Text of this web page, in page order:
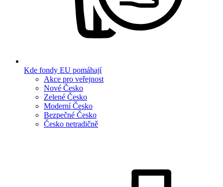
Kde fondy EU pomáhají
Akce pro veřejnost
Nové Česko
Zelené Česko
Moderní Česko
Bezpečné Česko
Česko netradičně